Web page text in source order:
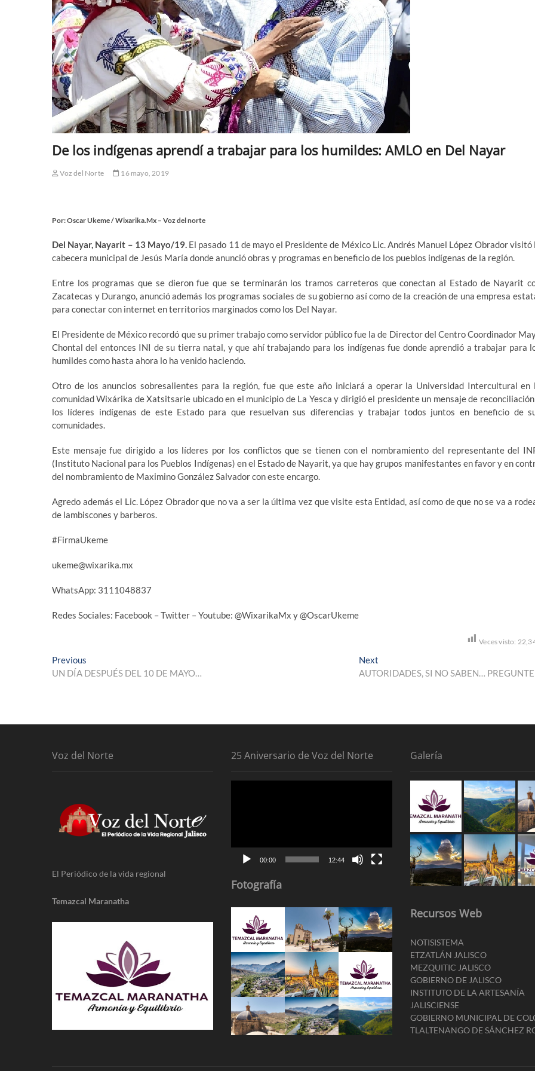
De los indígenas aprendí a trabajar para los humildes: AMLO en Del Nayar
Voz del Norte 16 mayo, 2019
Por: Oscar Ukeme / Wixarika.Mx – Voz del norte
Del Nayar, Nayarit – 13 Mayo/19.El pasado 11 de mayo el Presidente de México Lic. Andrés Manuel López Obrador visitó
cabecera municipal de Jesús María donde anunció obras y programas en beneficio de los pueblos indígenas de la región.
Entre los programas que se dieron fue que se terminarán los tramos carreteros que conectan al Estado de Nayarit
Zacatecas y Durango, anunció además los programas sociales de su gobierno así como de la creación de una empresa
para conectar con internet en territorios marginados como los Del Nayar.
El Presidente de México recordó que su primer trabajo como servidor público fue la de Director del Centro Coordinador
Chontal del entonces INI de su tierra natal, y que ahí trabajando para los indígenas fue donde aprendió a trabajar para
humildes como hasta ahora lo ha venido haciendo.
Otro de los anuncios sobresalientes para la región, fue que este año iniciará a operar la Universidad Intercultural en
comunidad Wixárika de Xatsitsarie ubicado en el municipio de La Yesca y dirigió el presidente un mensaje de
los líderes indígenas de este Estado para que resuelvan sus diferencias y trabajar todos juntos en beneficio de
comunidades.
Este mensaje fue dirigido a los líderes por los conflictos que se tienen con el nombramiento del representante del
(Instituto Nacional para los Pueblos Indígenas) en el Estado de Nayarit, ya que hay grupos manifestantes en favor y en
del nombramiento de Maximino González Salvador con este encargo.
Agredo además el Lic. López Obrador que no va a ser la última vez que visite esta Entidad, así como de que no se va a
de lambiscones y barberos.
#FirmaUkeme
ukeme@wixarika.mx
WhatsApp: 3111048837
Redes Sociales: Facebook – Twitter – Youtube: @WixarikaMx y @OscarUkeme
Veces visto:
Navegación
de
Previous
post:
UN DÍA DESPUÉS DEL 10 DE MAYO…
Next
post:
AUTORIDADES, SI NO SABEN…
Voz del Norte
El Periódico de la vida regional
Temazcal Maranatha
25 Aniversario de Voz del Norte
00:00 12:44
Fotografía
Galería
Recursos Web
NOTISISTEMA
ETZATLÁN JALISCO
MEZQUITIC JALISCO
GOBIERNO DE JALISCO
INSTITUTO DE LA ARTESANÍA
JALISCIENSE
GOBIERNO MUNICIPAL DE
TLALTENANGO DE SÁNCHEZ